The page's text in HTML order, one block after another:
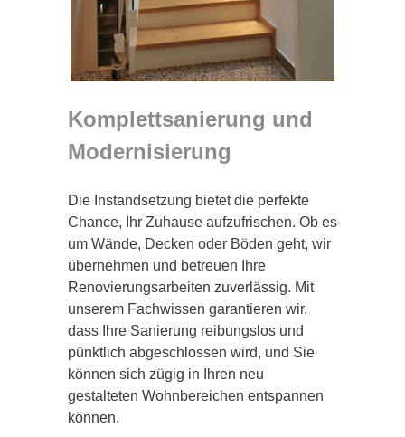
Komplettsanierung und
Modernisierung
Die Instandsetzung bietet die perfekte
Chance, Ihr Zuhause aufzufrischen. Ob es
um Wände, Decken oder Böden geht, wir
übernehmen und betreuen Ihre
Renovierungsarbeiten zuverlässig. Mit
unserem Fachwissen garantieren wir,
dass Ihre Sanierung reibungslos und
pünktlich abgeschlossen wird, und Sie
können sich zügig in Ihren neu
gestalteten Wohnbereichen entspannen
können.